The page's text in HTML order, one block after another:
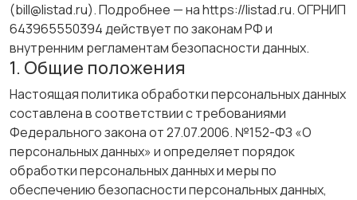
(bill@listad.ru). Подробнее — на https://listad.ru. ОГРНИП
643965550394 действует по законам РФ и
внутренним регламентам безопасности данных.
1. Общие положения
Настоящая политика обработки персональных данных
составлена в соответствии с требованиями
Федерального закона от 27.07.2006. №152-ФЗ «О
персональных данных» и определяет порядок
обработки персональных данных и меры по
обеспечению безопасности персональных данных,